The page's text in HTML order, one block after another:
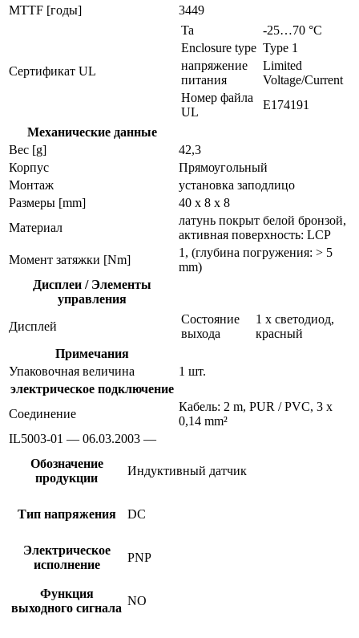
MTTF [годы]
3449
Сертификат UL
Ta
-25…70 °C
Enclosure type Type 1
напряжение
питания
Limited
Voltage/Current
Номер файла
UL
E174191
Механические данные
Вес [g]
42,3
Корпус
Прямоугольный
Монтаж
установка заподлицо
Размеры [mm]
40 x 8 x 8
Материал
латунь покрыт белой бронзой,
активная поверхность: LCP
Момент затяжки [Nm]
1, (глубина погружения: > 5
mm)
Дисплеи / Элементы
управления
Дисплей
Состояние
выхода
1 x светодиод,
красный
Примечания
Упаковочная величина
1 шт.
электрическое подключение
Соединение
Кабель: 2 m, PUR / PVC, 3 x
0,14 mm²
IL5003-01 — 06.03.2003 —
Обозначение
продукции
Индуктивный датчик
Тип напряжения DC
Электрическое
исполнение
PNP
Функция
выходного сигнала
NO